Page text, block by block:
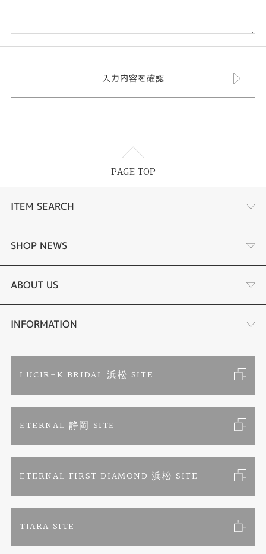
PAGE TOP
ITEM SEARCH
あこや真珠
黒蝶真珠
時計
色石
ジュエリーリフォーム
婚約指輪
Savon de Bijoux
Savon de Bijoux化粧石鹸
SHOP NEWS
個性溢れる色石の魅力
YouTube ルシルケイチャンネル
ブライダルリングサイト
ブランドリスト
ペンを拾うお姉さん
ABOUT US
店舗情報・会社概要
お客様の声
INFORMATION
特定商取引に関する表記
LUCIR-K BRIDAL 浜松 SITE
ETERNAL 静岡 SITE
ETERNAL FIRST DIAMOND 浜松 SITE
TIARA SITE